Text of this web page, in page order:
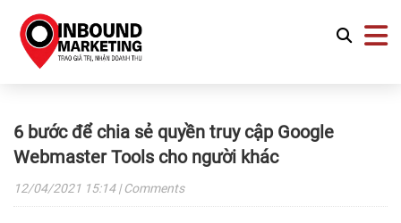
6 bước để chia sẻ quyền truy cập Google
Webmaster Tools cho người khác
12/04/2021 15:14| Comments